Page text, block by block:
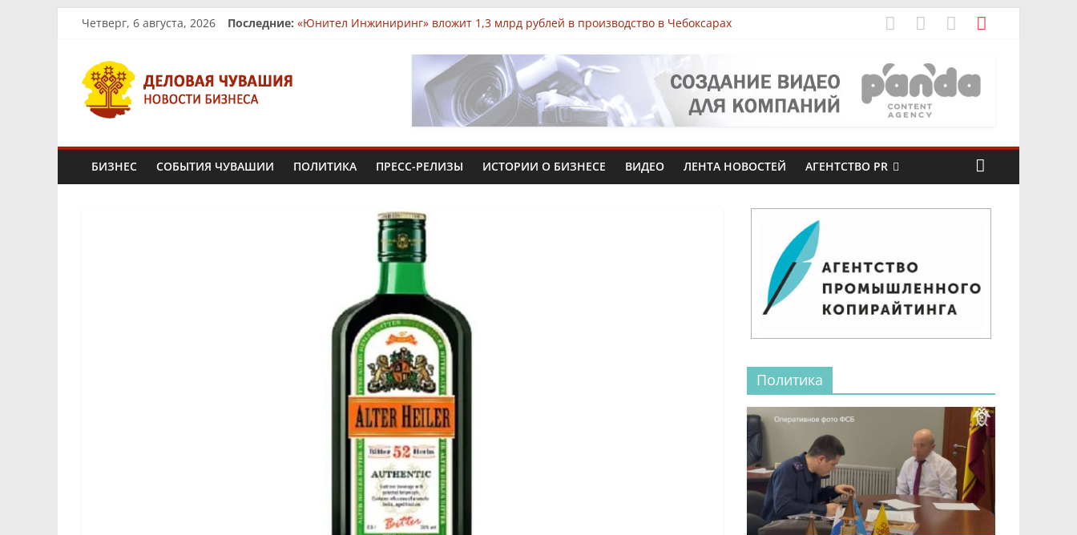
Четверг, 6 августа, 2026 Последние: «Юнител Инжиниринг» вложит 1,3 млрд рублей в производство в Чебоксарах
На рынках Чувашии выявили нарушения при продаже продуктов
Бизнес-парк «КУБ»: всё для роста в одной локации
Фермер из Чувашии увеличит производство африканского сома втрое
Деловая
Чувашия.
Новости
БИЗНЕС СОБЫТИЯ ЧУВАШИИ ПОЛИТИКА ПРЕСС-РЕЛИЗЫ ИСТОРИИ О БИЗНЕСЕ ВИДЕО ЛЕНТА НОВОСТЕЙ АГЕНТСТВО PR
Политика